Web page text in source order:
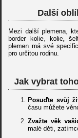
Další
Mezi další plemena,
border kolie, kolie,
plemen má své
pro určitou rodinu.
Jak vybrat
Posuďte svůj
času můžete
Zvažte věk
malé děti,